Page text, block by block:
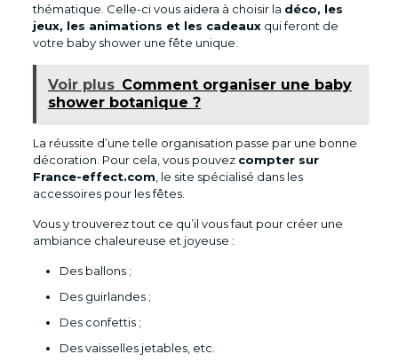
thématique. Celle-ci vous aidera à choisir la déco, les
jeux, les animations et les cadeauxqui feront de
votre baby shower une fête unique.
Voir plus Comment organiser une baby
shower botanique ?
La réussite d’une telle organisation passe par une bonne
décoration. Pour cela, vous pouvez compter sur
France-effect.com , le site spécialisé dans les
accessoires pour les fêtes.
Vous y trouverez tout ce qu’il vous faut pour créer une
ambiance chaleureuse et joyeuse :
Des ballons ;
Des guirlandes ;
Des confettis ;
Des vaisselles jetables, etc.